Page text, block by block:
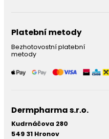
Platební metody
Bezhotovostní platební
metody
Dermpharma s.r.o.
Kudrnáčova 280
549 31 Hronov